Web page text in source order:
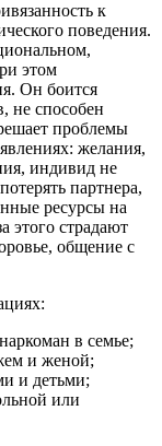
к
поведения.
этом
Он боится
не способен
проблемы
желания,
индивид не
партнера,
ресурсы на
этого страдают
общение с
в семье;
и женой;
и детьми;
или